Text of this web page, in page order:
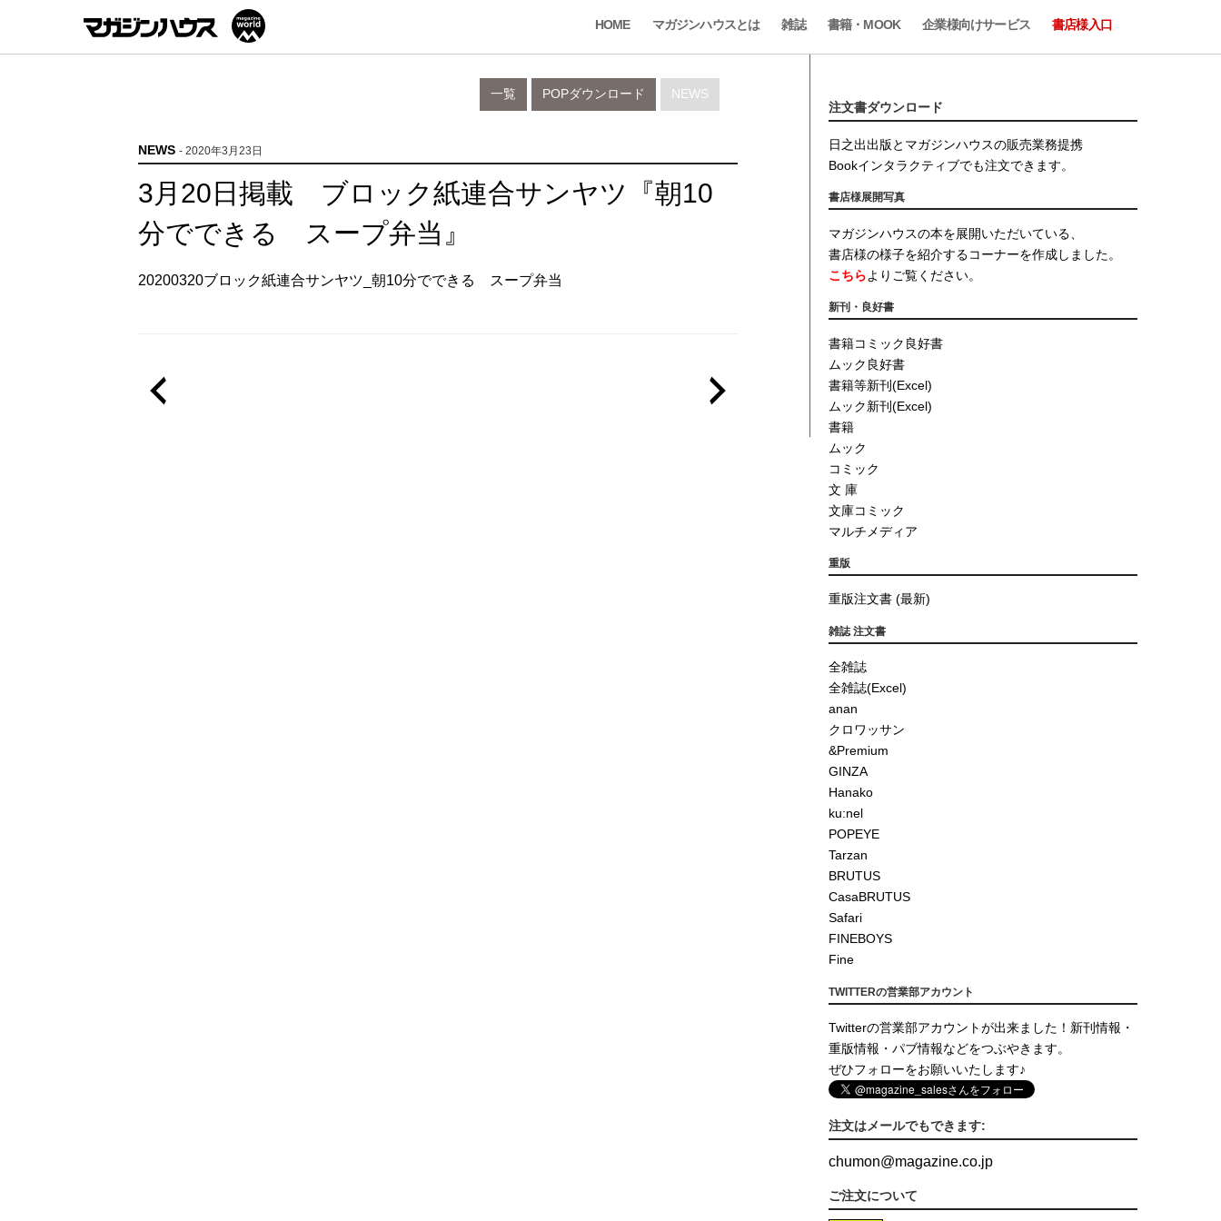
HOME マガジンハウスとは 雑誌 書籍・MOOK 企業様向けサービス 書店様入口
NEWS
POPダウンロード
一覧
NEWS - 2020年3月23日
3月20日掲載 ブロック紙連合サンヤツ『朝10
分でできる スープ弁当』
20200320ブロック紙連合サンヤツ_朝10分でできる スープ弁当
注文書ダウンロード
日之出出版とマガジンハウスの販売業務提携
Bookインタラクティブでも注文できます。
書店様展開写真
マガジンハウスの本を展開いただいている、
書店様の様子を紹介するコーナーを作成しました。
こちらよりご覧ください。
新刊・良好書
書籍コミック良好書
ムック良好書
書籍等新刊(Excel)
ムック新刊(Excel)
書籍
ムック
コミック
文 庫
文庫コミック
マルチメディア
重版
重版注文書 (最新)
雑誌 注文書
全雑誌
全雑誌(Excel)
anan
クロワッサン
&Premium
GINZA
Hanako
ku:nel
POPEYE
Tarzan
BRUTUS
CasaBRUTUS
Safari
FINEBOYS
Fine
TWITTERの営業部アカウント
Twitterの営業部アカウントが出来ました！新刊情報・
重版情報・パブ情報などをつぶやきます。
ぜひフォローをお願いいたします♪
注文はメールでもできます:
chumon@magazine.co.jp
ご注文について